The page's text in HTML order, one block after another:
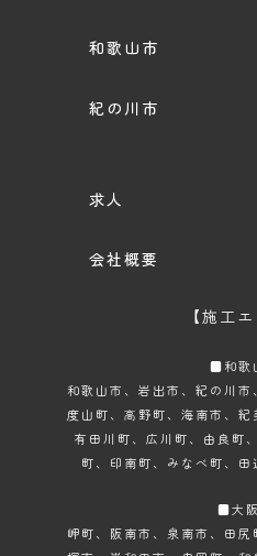
和歌山市
紀の川市
求人
会社概要
【施工
■和歌
和歌山市 、岩出市、紀の川
度山町、高野町、海南市、紀
有田川町、広川町、由良町
町、印南町、みなべ町、
■大
岬町、阪南市、泉南市、田